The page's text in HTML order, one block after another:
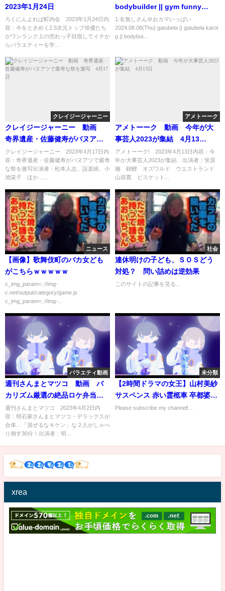
2023年1月24日
ろくにんよれば町内会 2023年1月24日内
容：今をときめく2.5次元トップ俳優たち
がワンランク上の売れっ子目指してイチか
らバラエティーを学...
bodybuilder || gym funny
video || gay bodybuilder ||
#shorts #gay 💪💪
1:名無しさん＠おカマいっぱい
2024.08.08(Thu) gatubela || gatubela karol
g || bodybui...
クレイジージャーニー
クレイジージャーニー 動画
奇界遺産・佐藤健寿がバヌアツ
で最奇な祭を激写 4月17日
クレイジージャーニー 2023年4月17日内
容：奇界遺産・佐藤健寿がバヌアツで最奇
な祭を激写出演者：松本人志、設楽統、小
池栄子 ほか......
アメトーーク
アメトーーク 動画 今年が大
事芸人2023が集結 4月13
日
アメトーーク! 2023年4月13日内容：今
年が大事芸人2023が集結 出演者：蛍原
徹 錦鯉 オズワルド ウエストランド
山添寛 ビスケット...
ニュース
【画像】歌舞伎町のバカ女ども
がこちらｗｗｗｗｗ
c_img_param=; //img-
c.net/output/category/game.js
c_img_param=; //img-...
社会
連休明けの子ども、ＳＯＳどう
対処？ 問い詰めは逆効果
このサイトの記事を見る...
バラエティ動画
週刊さんまとマツコ 動画 バ
カリズム厳選の絶品ロケ弁当を
紹介 4月2日
週刊さんまとマツコ 2023年4月2日内
容：明石家さんまとマツコ・デラックスが
合体…「混ぜるなキケン」な２人がしゃべ
り倒す30分！出演者：明...
未分類
【2時間ドラマの女王】山村美紗
サスペンス 赤い霊柩車 卒都婆小
町が死んだ 붉은영구차 33 소토
Please subscribe my channel!...
xrea